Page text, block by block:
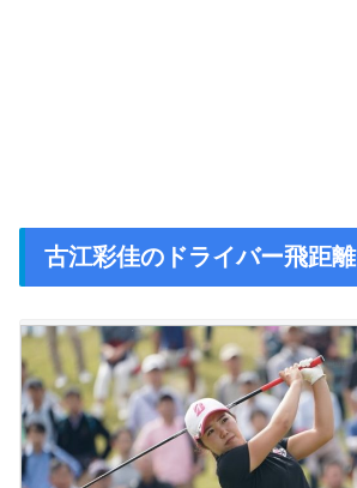
古江彩佳のドライバー飛距離